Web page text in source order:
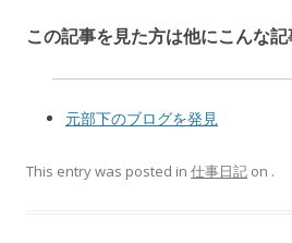
この記事を見た方は他にこんな
元部下のブログを発見
This entry was posted in 仕事日記 on .